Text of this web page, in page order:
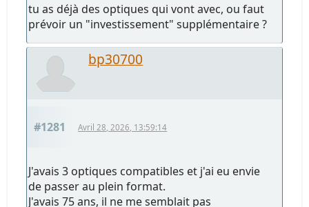
tu as déjà des optiques qui vont avec, ou faut
prévoir un "investissement" supplémentaire ?
bp30700
#1281 Avril 28, 2026, 13:59:14
J'avais 3 optiques compatibles et j'ai eu envie
de passer au plein format.
J'avais 75 ans, il ne me semblait pas